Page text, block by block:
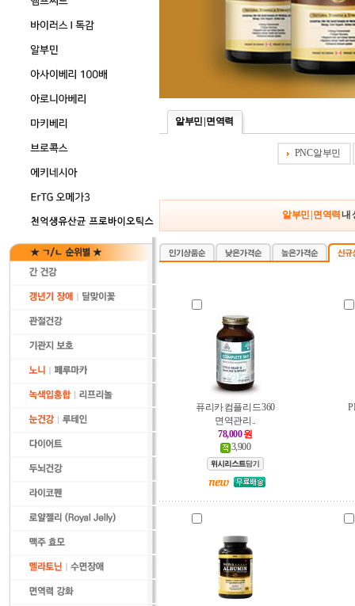
알부민 | 면역력
PNC 알부민
알부민 | 면역력 내
퓨리카 컴플리드 360
면역관리..
78,000원
3,900